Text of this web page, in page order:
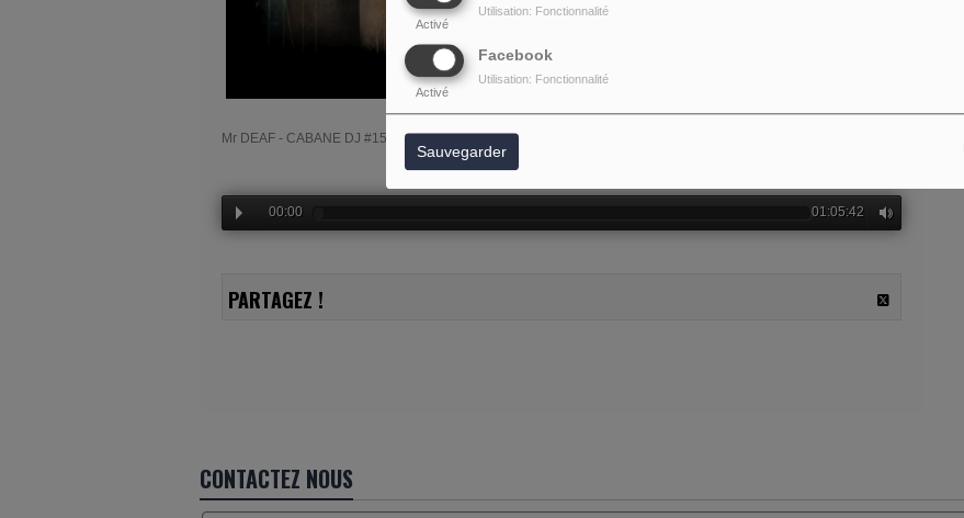
Activé
Utilisation: Fonctionnalité
Facebook
Activé
Utilisation: Fonctionnalité
Sauvegarder
Mr DEAF - CABANE DJ #15
00:00 01:05:42
PARTAGEZ !
CONTACTEZ NOUS